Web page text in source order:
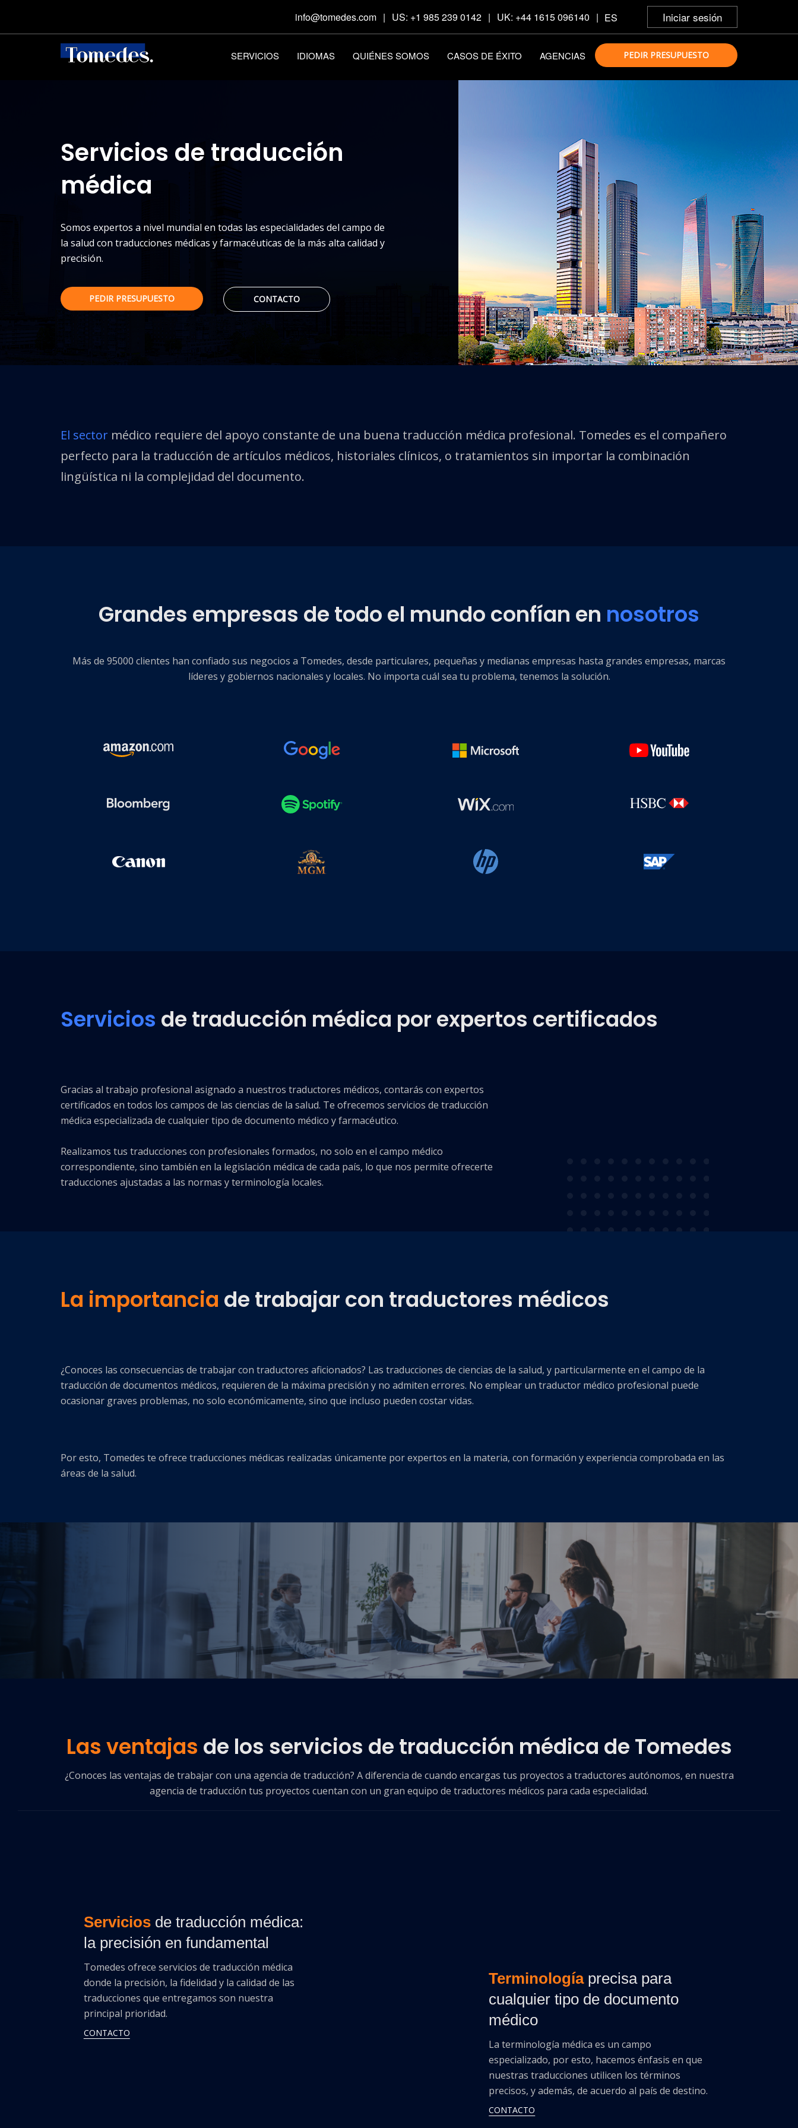
info@tomedes.com | US: +1 985 239 0142 | UK: +44 1615 096140 | Iniciar sesión
ES
SERVICIOS IDIOMAS QUIÉNES SOMOS CASOS DE ÉXITO AGENCIAS PEDIR PRESUPUESTO
Servicios de traducción
médica
Somos expertos a nivel mundial en todas las especialidades del campo de
la salud con traducciones médicas y farmacéuticas de la más alta calidad y
precisión.
PEDIR PRESUPUESTO CONTACTO
El sector médico requiere del apoyo constante de una buena traducción médica profesional. Tomedes es el compañero
perfecto para la traducción de artículos médicos, historiales clínicos, o tratamientos sin importar la combinación
lingüística ni la complejidad del documento.
Grandes empresas de todo el mundo confían en nosotros
Más de 95000 clientes han confiado sus negocios a Tomedes, desde particulares, pequeñas y medianas empresas hasta grandes empresas, marcas
líderes y gobiernos nacionales y locales. No importa cuál sea tu problema, tenemos la solución.
Servicios de traducción médica por expertos certificados
Gracias al trabajo profesional asignado a nuestros traductores médicos, contarás con expertos
certificados en todos los campos de las ciencias de la salud. Te ofrecemos servicios de traducción
médica especializada de cualquier tipo de documento médico y farmacéutico.
Realizamos tus traducciones con profesionales formados, no solo en el campo médico
correspondiente, sino también en la legislación médica de cada país, lo que nos permite ofrecerte
traducciones ajustadas a las normas y terminología locales.
La importancia de trabajar con traductores médicos
¿Conoces las consecuencias de trabajar con traductores aficionados? Las traducciones de ciencias de la salud, y particularmente en el campo de la
traducción de documentos médicos, requieren de la máxima precisión y no admiten errores. No emplear un traductor médico profesional puede
ocasionar graves problemas, no solo económicamente, sino que incluso pueden costar vidas.
Por esto, Tomedes te ofrece traducciones médicas realizadas únicamente por expertos en la materia, con formación y experiencia comprobada en las
áreas de la salud.
Las ventajas de los servicios de traducción médica de Tomedes
¿Conoces las ventajas de trabajar con una agencia de traducción? A diferencia de cuando encargas tus proyectos a traductores autónomos, en nuestra
agencia de traducción tus proyectos cuentan con un gran equipo de traductores médicos para cada especialidad.
Servicios de traducción médica:
la precisión en fundamental
Tomedes ofrece servicios de traducción médica
donde la precisión, la fidelidad y la calidad de las
traducciones que entregamos son nuestra
principal prioridad.
CONTACTO
Terminologíaprecisa para
cualquier tipo de documento
médico
La terminología médica es un campo
especializado, por esto, hacemos énfasis en que
nuestras traducciones utilicen los términos
precisos, y además, de acuerdo al país de destino.
CONTACTO